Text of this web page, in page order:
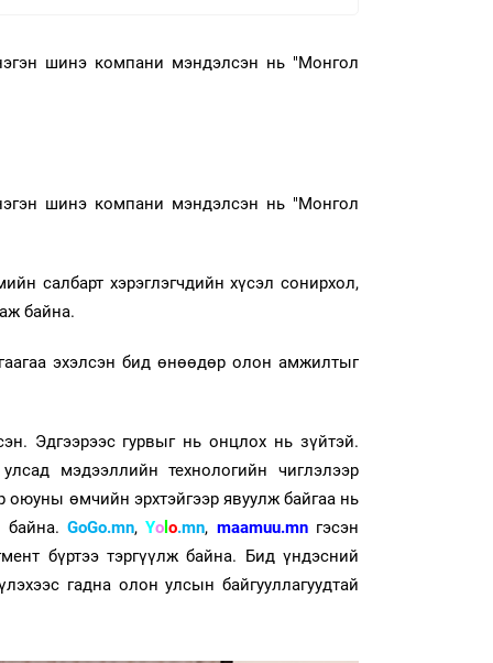
шинэ компани мэндэлсэн нь "Монгол
шинэ компани мэндэлсэн нь "Монгол
салбарт хэрэглэгчдийн хүсэл сонирхол,
байна.
эхэлсэн бид өнөөдөр олон амжилтыг
Эдгээрээс гурвыг нь онцлох нь зүйтэй.
мэдээллийн технологийн чиглэлээр
оюуны өмчийн эрхтэйгээр явуулж байгаа нь
байна. GoGo.mn,Yo lo.mn, maamuu.mnгэсэн
бүртээ тэргүүлж байна. Бид үндэсний
гадна олон улсын байгууллагуудтай